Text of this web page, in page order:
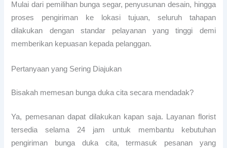
Mulai dari pemilihan bunga segar, penyusunan desain, hingga
proses pengiriman ke lokasi tujuan, seluruh tahapan
dilakukan dengan standar pelayanan yang tinggi demi
memberikan kepuasan kepada pelanggan.
Pertanyaan yang Sering Diajukan
Bisakah memesan bunga duka cita secara mendadak?
Ya, pemesanan dapat dilakukan kapan saja. Layanan florist
tersedia selama 24 jam untuk membantu kebutuhan
pengiriman bunga duka cita, termasuk pesanan yang